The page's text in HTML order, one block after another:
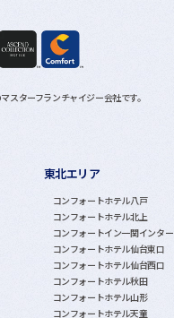
スターフランチャイジー会社です。
東北エリア
コンフォートホテル八戸
コンフォートホテル北上
コンフォートイン一関インター
コンフォートホテル仙台東口
コンフォートホテル仙台西口
コンフォートホテル秋田
コンフォートホテル山形
コンフォートホテル天童